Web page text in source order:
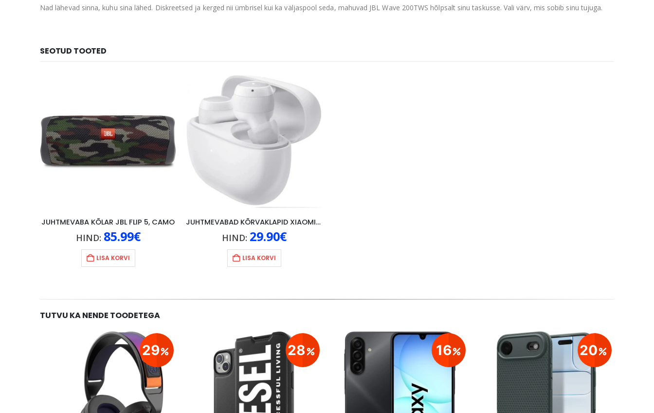
Nad lähevad sinna, kuhu sina lähed. Diskreetsed ja kerged nii ümbrisel kui ka väljaspool seda, mahuvad JBL Wave 200TWS hõlpsalt sinu taskusse. Vali värv, mis sobib sinu tujuga.
SEOTUD TOOTED
JUHTMEVABA KÕLAR JBL FLIP 5, CAMO
HIND: 85.99€
LISA KORVI
JUHTMEVABAD KÕRVAKLAPID XIAOMI REDMI BUDS 3 LITE, VALGE
HIND: 29.90€
LISA KORVI
TUTVU KA NENDE TOODETEGA
29 28 16 20